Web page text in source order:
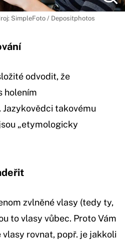
SimpleFoto / Depositphotos
odvodit, že
holením
takovému
„etymologicky
zvlněné vlasy (tedy ty,
to vlasy vůbec. Proto Vám
rovnat, popř. je jakkoli